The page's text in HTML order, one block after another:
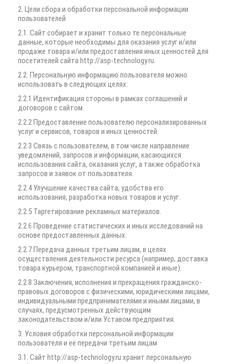
2. Цели сбора и обработки персональной информации
пользователей
2.1. Сайт собирает и хранит только те персональные
данные, которые необходимы для оказания услуг и/или
продаже товара и/или предоставления иных ценностей для
посетителей сайта http://asp-technology.ru.
2.2. Персональную информацию пользователя можно
использовать в следующих целях:
2.2.1 Идентификация стороны в рамках соглашений и
договоров с сайтом.
2.2.2 Предоставление пользователю персонализированных
услуг и сервисов, товаров и иных ценностей.
2.2.3 Связь с пользователем, в том числе направление
уведомлений, запросов и информации, касающихся
использования сайта, оказания услуг, а также обработка
запросов и заявок от пользователя.
2.2.4 Улучшение качества сайта, удобства его
использования, разработка новых товаров и услуг.
2.2.5 Таргетирование рекламных материалов.
2.2.6 Проведение статистических и иных исследований на
основе предоставленных данных.
2.2.7 Передача данных третьим лицам, в целях
осуществления деятельности ресурса (например, доставка
товара курьером, транспортной компанией и иные).
2.2.8 Заключения, исполнения и прекращения гражданско-
правовых договоров с физическими, юридическими лицами,
индивидуальными предпринимателями и иными лицами, в
случаях, предусмотренных действующим
законодательством и/или Уставом предприятия.
3. Условия обработки персональной информации
пользователя и её передачи третьим лицам
3.1. Сайт http://asp-technology.ru хранит персональную